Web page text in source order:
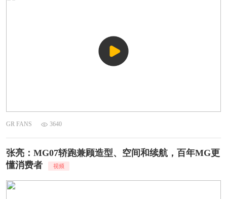
GR FANS 3640
张亮：MG07轿跑兼顾造型、空间和续航，百年MG更
懂消费者